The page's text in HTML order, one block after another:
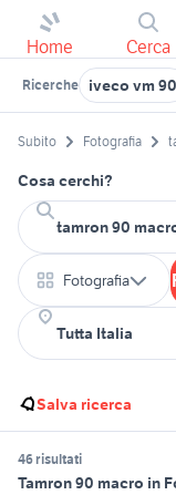
Home Cerca
Ricerche iveco vm 90
Subito Fotografia
Cosa cerchi?
Fotografia
Salva ricerca
46 risultati
Tamron 90 macro in